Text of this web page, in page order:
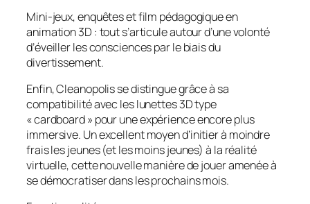
Mini-jeux, enquêtes et film pédagogique en
animation 3D : tout s’articule autour d’une volonté
d’éveiller les consciences par le biais du
divertissement.
Enfin, Cleanopolis se distingue grâce à sa
compatibilité avec les lunettes 3D type
«cardboard» pour une expérience encore plus
immersive. Un excellent moyen d’initier à moindre
frais les jeunes (et les moins jeunes) à la réalité
virtuelle, cette nouvelle manière de jouer amenée à
se démocratiser dans les prochains mois.